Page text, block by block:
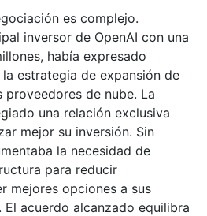
es complejo.
inversor de OpenAI con una
había expresado
estrategia de expansión de
proveedores de nube. La
una relación exclusiva
mejor su inversión. Sin
la necesidad de
para reducir
mejores opciones a sus
El acuerdo alcanzado equilibra